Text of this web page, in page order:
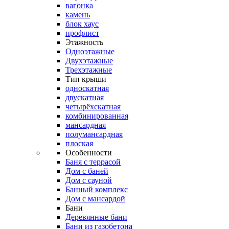
вагонка
камень
блок хаус
профлист
Этажность
Одноэтажные
Двухэтажные
Трехэтажные
Тип крыши
односкатная
двускатная
четырёхскатная
комбинированная
мансардная
полумансардная
плоская
Особенности
Баня с террасой
Дом с баней
Дом с сауной
Банный комплекс
Дом с мансардой
Бани
Деревянные бани
Бани из газобетона